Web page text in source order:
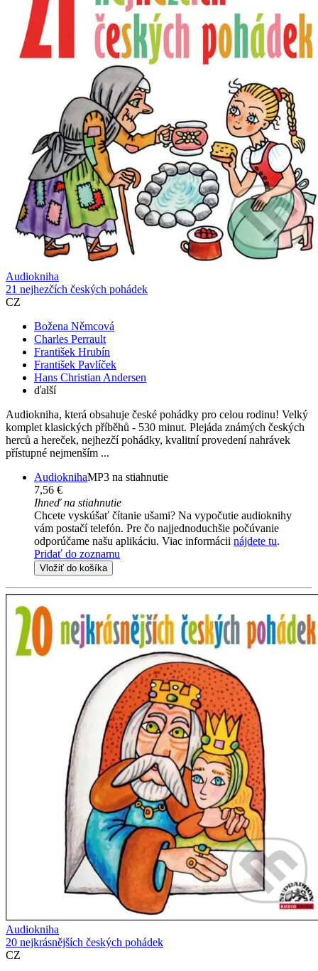
Audiokniha
21 nejhezčích českých pohádek
CZ
Božena Němcová
Charles Perrault
František Hrubín
František Pavlíček
Hans Christian Andersen
ďalší
Audiokniha, která obsahuje české pohádky pro celou rodinu! Velký
komplet klasických příběhů - 530 minut. Plejáda známých českých
herců a hereček, nejhezčí pohádky, kvalitní provedení nahrávek
přístupné nejmenším ...
AudioknihaMP3 na stiahnutie
7,56 €
Ihneď na stiahnutie
Chcete vyskúšať čítanie ušami? Na vypočutie audioknihy
vám postačí telefón. Pre čo najjednoduchšie počúvanie
odporúčame našu aplikáciu. Viac informácii nájdete tu.
Pridať do zoznamu
Vložiť do košíka
Audiokniha
20 nejkrásnějších českých pohádek
CZ